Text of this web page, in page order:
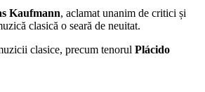
Kaufmann, aclamat unanim de critici și
clasică o seară de neuitat.
clasice, precum tenorul Plácido